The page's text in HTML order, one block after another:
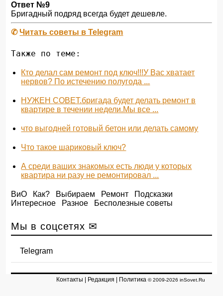
Ответ №9
Бригадный подряд всегда будет дешевле.
✆Читать советы в Telegram
Также по теме:
Кто делал сам ремонт под ключ!!!У Вас хватает
нервов? По истечению полугода ...
НУЖЕН СОВЕТ.бригада будет делать ремонт в
квартире в течении недели.Мы все ...
что выгодней готовый бетон или делать самому
Что такое шариковый ключ?
А среди ваших знакомых есть люди у которых
квартира ни разу не ремонтировал ...
ВиО Как? Выбираем Ремонт
Подсказки
Интересное
Разное Бесполезные советы
Мы в соцсетях ✉
Telegram
Контакты Редакция Политика © 2009-2026 inSovet.Ru